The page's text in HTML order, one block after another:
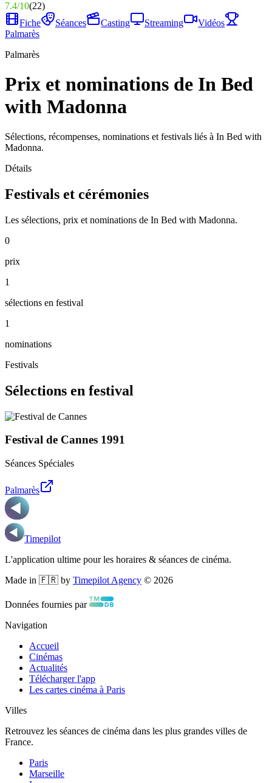
7.4/10(22)
Fiche
Séances Casting Streaming
Vidéos
Palmarès
Palmarès
Prix et nominations de In Bed
with Madonna
Sélections, récompenses, nominations et festivals liés à In Bed with
Madonna.
Détails
Festivals et cérémonies
Les sélections, prix et nominations de In Bed with Madonna.
0
prix
1
sélections en festival
1
nominations
Festivals
Sélections en festival
Festival de Cannes 1991
Séances Spéciales
Palmarès
Timepilot
L'application ultime pour les horaires & séances de cinéma.
Made in 🇫🇷 by Timepilot Agency © 2026
Données fournies par
Navigation
Accueil
Cinémas
Actualités
Télécharger l'app
Les cartes cinéma à Paris
Villes
Retrouvez les séances de cinéma dans les plus grandes villes de
France.
Paris
Marseille